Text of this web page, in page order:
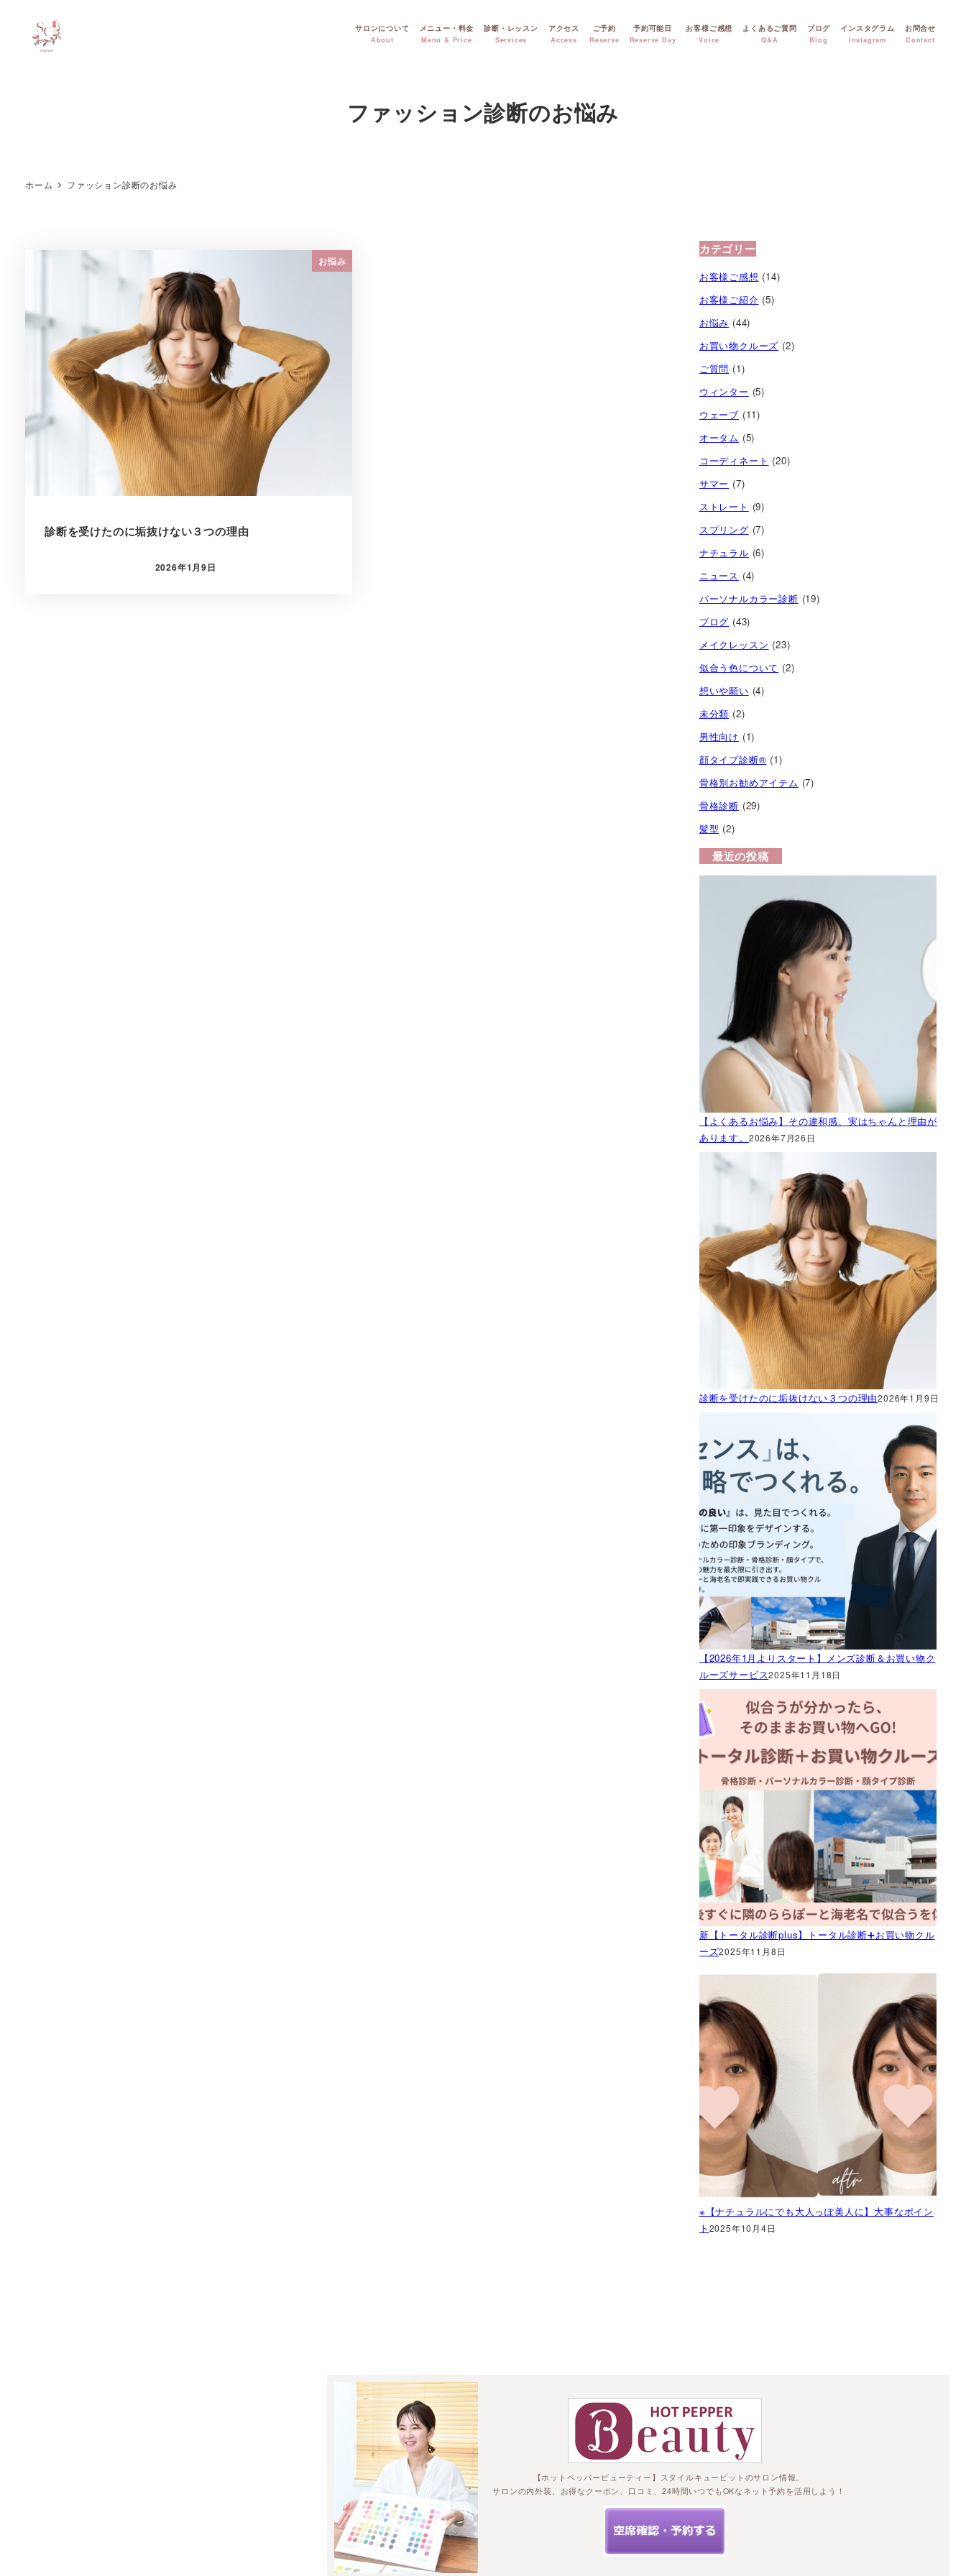
サロンについて
About
メニュー・料金
Menu & Price
診断・レッスン
Services
アクセス
Access
ご予約
Reserve
予約可能日
Reserve Day
お客様ご感想
Voice
よくあるご質問
Q&A
ブログ
Blog
インスタグラム
Instagram
お問合せ
Contact
ファッション診断のお悩み
ホーム ファッション診断のお悩み
お悩み
診断を受けたのに垢抜けない３つの理由
投稿日
2026年1月9日
カテゴリー
お客様ご感想 (14)
お客様ご紹介 (5)
お悩み (44)
お買い物クルーズ (2)
ご質問 (1)
ウィンター (5)
ウェーブ (11)
オータム (5)
コーディネート (20)
サマー (7)
ストレート (9)
スプリング (7)
ナチュラル (6)
ニュース (4)
パーソナルカラー診断 (19)
ブログ (43)
メイクレッスン (23)
似合う色について (2)
想いや願い (4)
未分類 (2)
男性向け (1)
顔タイプ診断®︎ (1)
骨格別お勧めアイテム (7)
骨格診断 (29)
髪型 (2)
最近の投稿
【よくあるお悩み】その違和感、実はちゃんと理由が
あります。 2026年7月26日
診断を受けたのに垢抜けない３つの理由2026年1月9日
【2026年1月よりスタート】メンズ診断＆お買い物ク
ルーズサービス2025年11月18日
新【トータル診断plus】トータル診断➕お買い物クル
ーズ2025年11月8日
※【ナチュラルにでも大人っぽ美人に】大事なポイン
ト 2025年10月4日
【ホットペッパービューティー】スタイルキューピットのサロン情報。
サロンの内外装、お得なクーポン、口コミ、24時間いつでもOKなネット予約を活用しよう！